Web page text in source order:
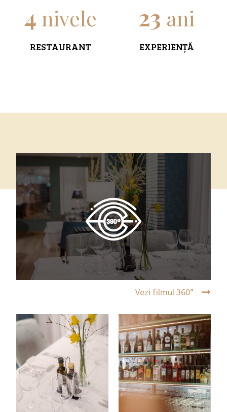
4 nivele
RESTAURANT
23 ani
EXPERIENȚĂ
Vezi filmul 360°